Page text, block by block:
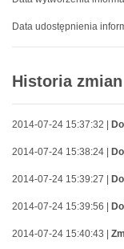
Data udostępnienia
Historia
2014-07-24 15:37:32 |
2014-07-24 15:38:24 |
2014-07-24 15:39:27 |
2014-07-24 15:39:56 |
2014-07-24 15:40:43 |